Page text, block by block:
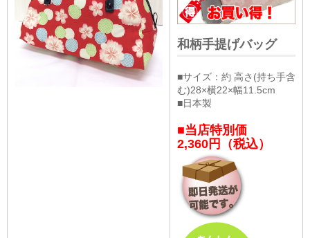
和柄手提げバッグ
■サイズ：約 高さ(持ち手含
む)28×横22×幅11.5cm
■日本製
■当店特別価
2,360円（税込）